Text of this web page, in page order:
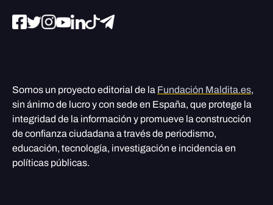
Somos un proyecto editorial de la Fundación Maldita.es,
sin ánimo de lucro y con sede en España, que protege la
integridad de la información y promueve la construcción
de confianza ciudadana a través de periodismo,
educación, tecnología, investigación e incidencia en
políticas públicas.